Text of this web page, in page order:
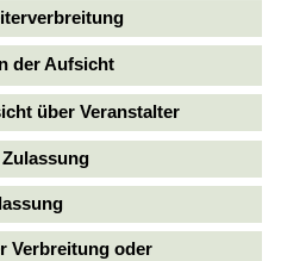
der Aufsicht
über Veranstalter
Verbreitung oder